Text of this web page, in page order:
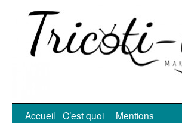
Accueil C’est quoi
Mentions